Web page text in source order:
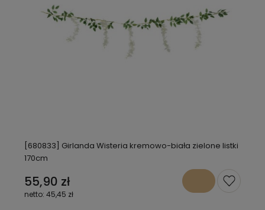
[680833] Girlanda Wisteria kremowo-biała zielone listki
170cm
55,90 zł
45,45 zł